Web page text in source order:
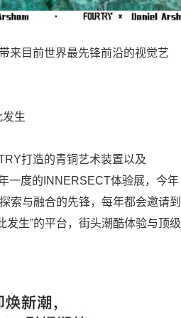
来目前世界最先锋前沿的视觉艺
生
打造的青铜艺术装置以及
一度的INNERSECT体验展，今年
索与融合的先锋，每年都会邀请到
生”的平台，街头潮酷体验与顶级